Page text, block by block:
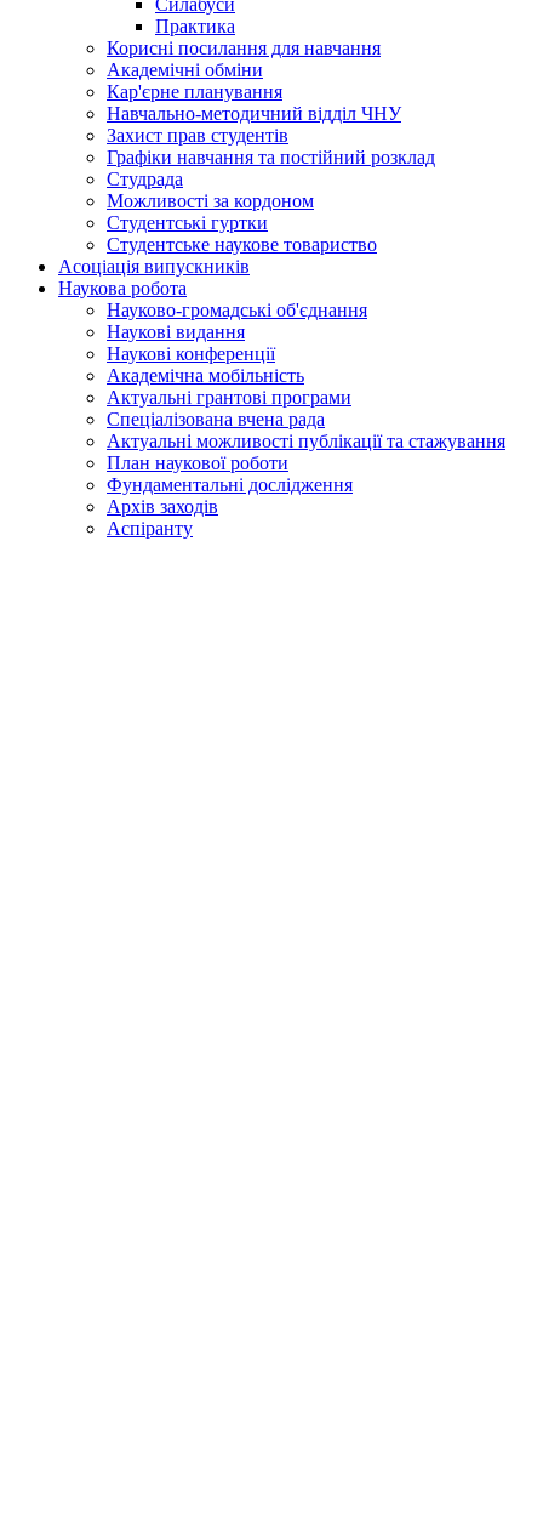
Силабуси
Практика
Корисні посилання для навчання
Академічні обміни
Кар'єрне планування
Навчально-методичний відділ ЧНУ
Захист прав студентів
Графіки навчання та постійний розклад
Студрада
Можливості за кордоном
Студентські гуртки
Студентське наукове товариство
Асоціація випускників
Наукова робота
Науково-громадські об'єднання
Наукові видання
Наукові конференції
Академічна мобільність
Актуальні грантові програми
Спеціалізована вчена рада
Актуальні можливості публікації та стажування
План наукової роботи
Фундаментальні дослідження
Архів заходів
Аспіранту